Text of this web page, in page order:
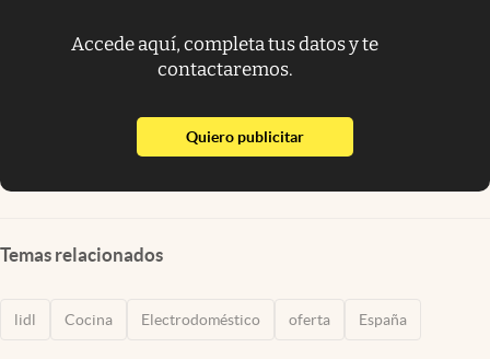
Accede aquí, completa tus datos y te
contactaremos.
Quiero publicitarabre en nueva pestaña
Temas relacionados
lidl Cocina Electrodoméstico oferta España